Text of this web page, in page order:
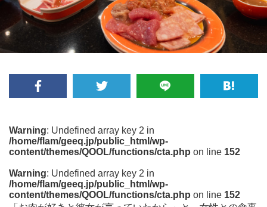
Warning: Undefined array key 2 in
/home/flam/geeq.jp/public_html/wp-
content/themes/QOOL/functions/cta.php on line 152
Warning: Undefined array key 2 in
/home/flam/geeq.jp/public_html/wp-
content/themes/QOOL/functions/cta.php on line 152